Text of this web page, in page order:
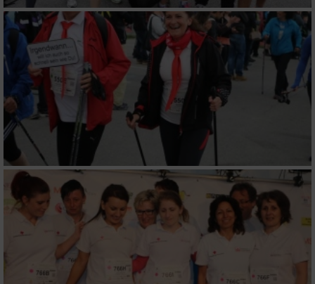
Verwendung von Profilen zur Auswahl
personalisierter Inhalte
Messung der Werbeleistung
Messung der Performance von Inhalten
Analyse von Zielgruppen durch Statistiken
oder Kombinationen von Daten aus
verschiedenen Quellen
Entwicklung und Verbesserung der Angebote
Verwendung reduzierter Daten zur Auswahl
von Inhalten
IAB-Besonderheiten: